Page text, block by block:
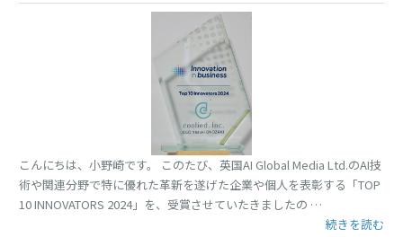
こんにちは、小野崎です。 このたび、英国AI Global Media Ltd.のAI技
術や関連分野で特に優れた革新を遂げた企業や個人を表彰する「TOP
10 INNOVATORS 2024」を、受賞させていたきましたの …
“Top 10
続きを読む